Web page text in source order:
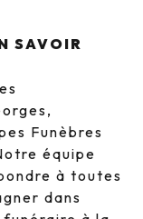
SAVOIR
Funèbres
équipe
à toutes
dans